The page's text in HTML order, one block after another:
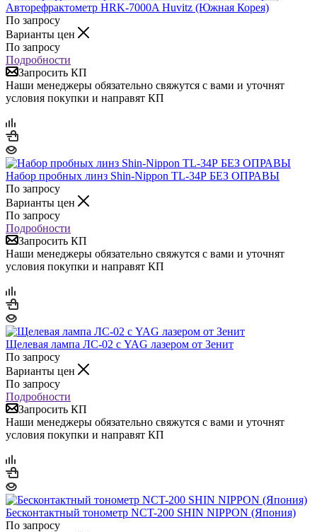
Авторефрактометр HRK-7000A Huvitz (Южная Корея)
По запросу
Варианты цен
По запросу
Подробности
Запросить КП
Наши менеджеры обязательно свяжутся с вами и уточнят
условия покупки и направят КП
Набор пробных линз Shin-Nippon TL-34Р БЕЗ ОПРАВЫ
По запросу
Варианты цен
По запросу
Подробности
Запросить КП
Наши менеджеры обязательно свяжутся с вами и уточнят
условия покупки и направят КП
Щелевая лампа ЛС-02 с YAG лазером от Зенит
По запросу
Варианты цен
По запросу
Подробности
Запросить КП
Наши менеджеры обязательно свяжутся с вами и уточнят
условия покупки и направят КП
Бесконтактный тонометр NCT-200 SHIN NIPPON (Япония)
По запросу